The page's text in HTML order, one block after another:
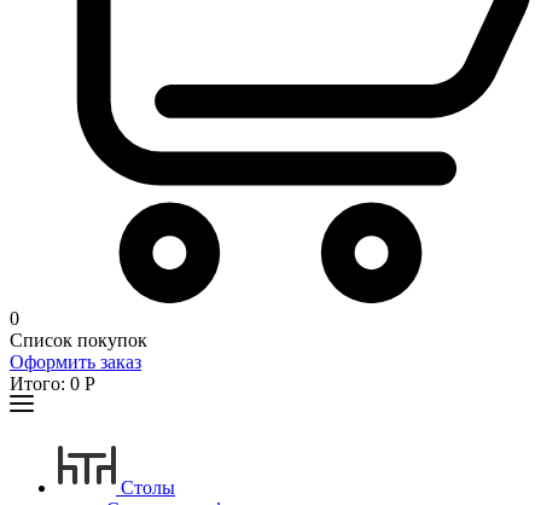
0
Список покупок
Оформить заказ
Итого: 0 Р
Столы